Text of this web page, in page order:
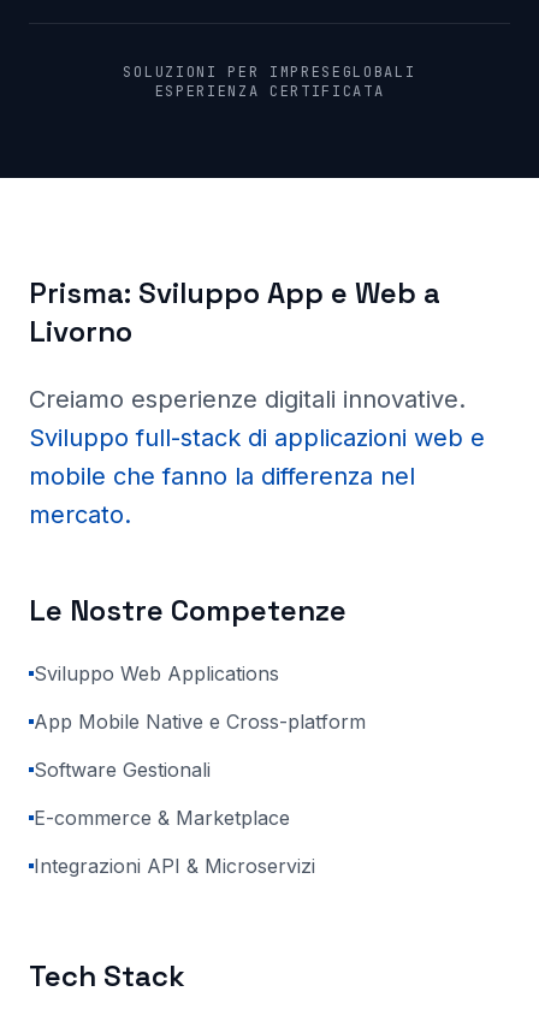
SOLUZIONI PER IMPRESE GLOBALI
ESPERIENZA CERTIFICATA
Prisma: Sviluppo App e Web a
Livorno
Creiamo esperienze digitali innovative.
Sviluppo full-stack di applicazioni web e
mobile che fanno la differenza nel
mercato.
Le Nostre Competenze
Sviluppo Web Applications
App Mobile Native e Cross-platform
Software Gestionali
E-commerce & Marketplace
Integrazioni API & Microservizi
Tech Stack